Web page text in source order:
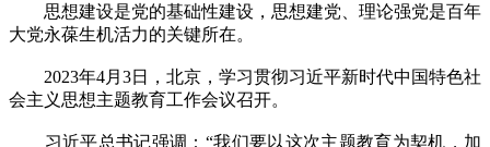
思想建设是党的基础性建设，思想建党、理论强党是百年
大党永葆生机活力的关键所在。
2023年4月3日，北京，学习贯彻习近平新时代中国特色社
会主义思想主题教育工作会议召开。
习近平总书记强调：“我们要以这次主题教育为契机，加